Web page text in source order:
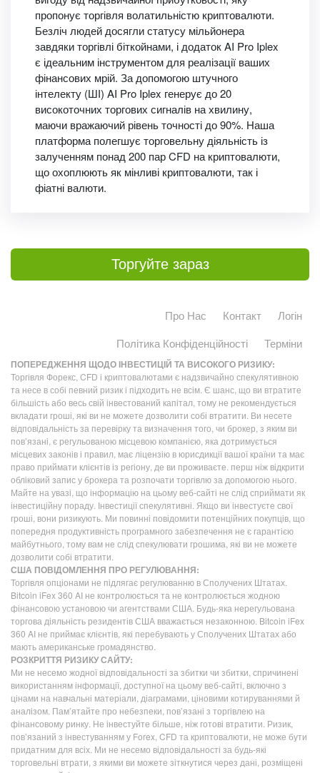
пропонує торгівля волатильністю криптовалюти.
Безліч людей досягли статусу мільйонера
завдяки торгівлі біткойнами, і додаток AI Pro Iplex
є ідеальним інструментом для реалізації ваших
фінансових мрій. За допомогою штучного
інтелекту (ШІ) AI Pro Iplex генерує до 20
високоточних торгових сигналів на хвилину,
маючи вражаючий рівень точності до 90%. Наша
платформа полегшує торговельну діяльність із
залученням понад 200 пар CFD на криптовалюти,
що охоплюють як мінливі криптовалюти, так і
фіатні валюти.
Торгуйте зараз
Про Нас Контакт
Логін
Політика Конфіденційності
Терміни
ПОПЕРЕДЖЕННЯ ЩОДО ІНВЕСТИЦІЙ ТА ВИСОКОГО РИЗИКУ:
Торгівля Форекс, CFD і криптовалютами є надзвичайно спекулятивною
та несе в собі певний ризик і підходить не всім. Є шанс, що ви втратите
більшість або весь свій інвестований капітал, тому не рекомендується
вкладати гроші, які ви не можете дозволити собі втратити. Ви несете
відповідальність за перевірку та визначення того, чи брокер, з яким ви
пов’язані, є регульованою місцевою компанією, яка дотримується
місцевих законів і правил, має ліцензію в юрисдикції вашої країни та має
право приймати клієнтів із регіону, де ви проживаєте. перш ніж відкрити
обліковий запис у брокера та розпочати торгівлю за допомогою нього.
Майте на увазі, що інформацію на цьому веб-сайті не слід сприймати як
інвестиційну пораду. Інвестиції спекулятивні. Якщо ви інвестуєте свої
гроші, вони ризикують. Ми повинні повідомити потенційних покупців, що
попередня продуктивність програмного забезпечення не є гарантією
майбутнього, тому вам не слід спекулювати грошима, які ви не можете
дозволити собі втратити.
США ПОВІДОМЛЕННЯ ПРО РЕГУЛЮВАННЯ:
Торгівля опціонами не підлягає регулюванню в Сполучених Штатах.
Bitcoin iFex 360 AI не контролюється та не контролюється жодною
фінансовою установою чи агентствами США. Будь-яка нерегульована
торгова діяльність резидентів США вважається незаконною. Bitcoin iFex
360 AI не приймає клієнтів, які перебувають у Сполучених Штатах або
мають американське громадянство.
РОЗКРИТТЯ РИЗИКУ САЙТУ:
Ми не несемо жодної відповідальності за збитки чи збитки, спричинені
використанням інформації, доступної на цьому веб-сайті, включно з
цінами на навчальні матеріали, діаграмами, ціновими котируваннями й
аналізом. Пам’ятайте про небезпеки, пов’язані з торгівлею на
фінансовому ринку. Не інвестуйте більше, ніж готові втратити. Ризик,
пов’язаний з інвестуванням у Forex, CFD та криптовалюти, не може бути
придатним для всіх. Ми не несемо відповідальності за будь-які
торговельні втрати, з якими ви можете зіткнутися через дані, розміщені